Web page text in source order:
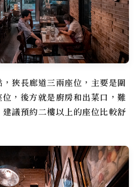
狹長廊道三兩座位，主要是圍
，後方就是廚房和出菜口，難
議預約二樓以上的座位比較舒